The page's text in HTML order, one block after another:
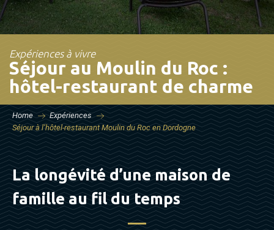
Expériences à vivre
Séjour au Moulin du Roc :
hôtel-restaurant de charme
Home
Expériences
Séjour à l’hôtel-restaurant Moulin du Roc en Dordogne
La longévité d’une maison de
famille au fil du temps